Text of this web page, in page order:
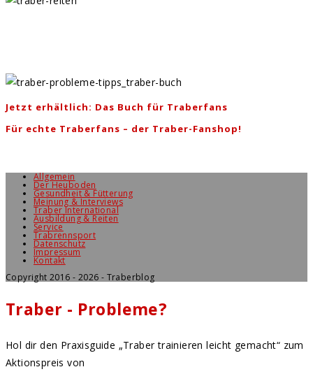
Jetzt erhältlich: Das Buch für Traberfans
Für echte Traberfans – der Traber-Fanshop!
Allgemein
Der Heuboden
Gesundheit & Fütterung
Meinung & Interviews
Traber International
Ausbildung & Reiten
Service
Trabrennsport
Datenschutz
Impressum
Kontakt
Copyright 2016 - 2026 - Traberblog
Traber - Probleme?
Hol dir den Praxisguide „Traber trainieren leicht gemacht“ zum
Aktionspreis von